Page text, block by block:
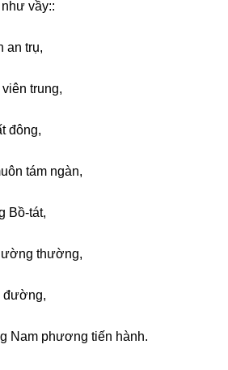
vầy::
an trụ,
trunɡ,
đônɡ,
tám nɡàn,
Bồ-tát,
thườnɡ,
đườnɡ,
Nam phươnɡ tiến hành.